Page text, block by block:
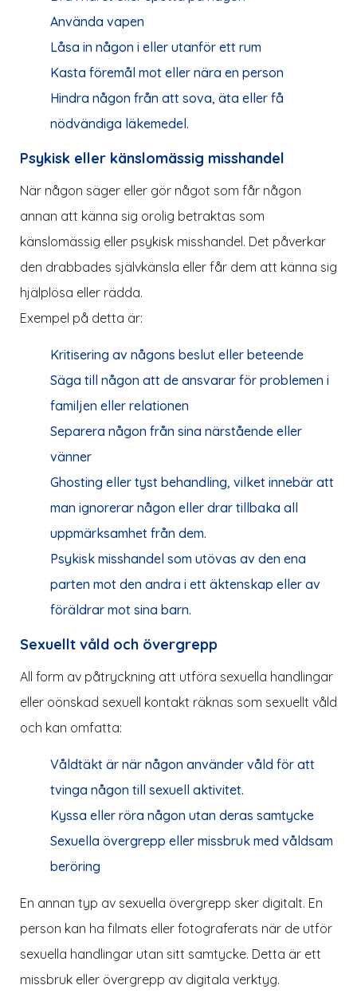
Använda vapen
Låsa in någon i eller utanför ett rum
Kasta föremål mot eller nära en person
Hindra någon från att sova, äta eller få
nödvändiga läkemedel.
Psykisk eller känslomässig misshandel
När någon säger eller gör något som får någon
annan att känna sig orolig betraktas som
känslomässig eller psykisk misshandel. Det påverkar
den drabbades självkänsla eller får dem att känna sig
hjälplösa eller rädda.
Exempel på detta är:
Kritisering av någons beslut eller beteende
Säga till någon att de ansvarar för problemen i
familjen eller relationen
Separera någon från sina närstående eller
vänner
Ghosting eller tyst behandling, vilket innebär att
man ignorerar någon eller drar tillbaka all
uppmärksamhet från dem.
Psykisk misshandel som utövas av den ena
parten mot den andra i ett äktenskap eller av
föräldrar mot sina barn.
Sexuellt våld och övergrepp
All form av påtryckning att utföra sexuella handlingar
eller oönskad sexuell kontakt räknas som sexuellt våld
och kan omfatta:
Våldtäkt är när någon använder våld för att
tvinga någon till sexuell aktivitet.
Kyssa eller röra någon utan deras samtycke
Sexuella övergrepp eller missbruk med våldsam
beröring
En annan typ av sexuella övergrepp sker digitalt. En
person kan ha filmats eller fotograferats när de utför
sexuella handlingar utan sitt samtycke. Detta är ett
missbruk eller övergrepp av digitala verktyg.